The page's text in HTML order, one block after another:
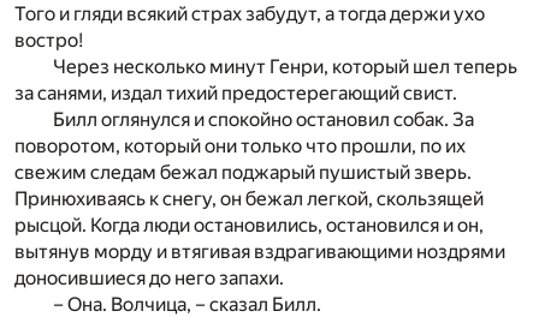
Того и гляди всякий страх забудут, а тогда держи ухо
востро!
Через несколько минут Генри, который шел теперь
за санями, издал тихий предостерегающий свист.
Билл оглянулся и спокойно остановил собак. За
поворотом, который они только что прошли, по их
свежим следам бежал поджарый пушистый зверь.
Принюхиваясь к снегу, он бежал легкой, скользящей
рысцой. Когда люди остановились, остановился и он,
вытянув морду и втягивая вздрагивающими ноздрями
доносившиеся до него запахи.
– Она. Волчица, – сказал Билл.